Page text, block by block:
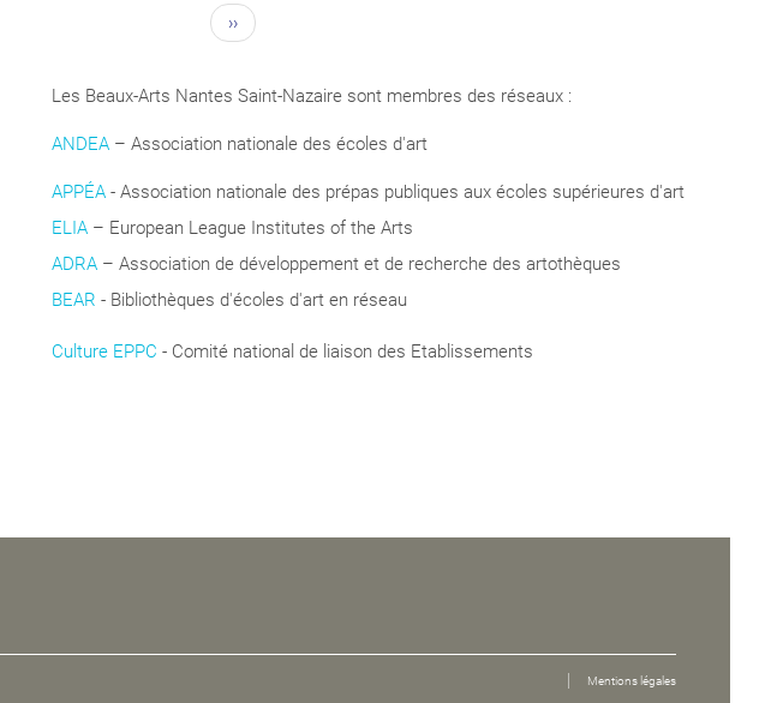
››
Les Beaux-Arts Nantes Saint-Nazaire sont membres des réseaux :
ANDEA – Association nationale des écoles d'art
APPÉA - Association nationale des prépas publiques aux écoles supérieures d'art
ELIA – European League Institutes of the Arts
ADRA – Association de développement et de recherche des artothèques
BEAR - Bibliothèques d'écoles d'art en réseau
Culture EPPC - Comité national de liaison des Etablissements
Mentions légales